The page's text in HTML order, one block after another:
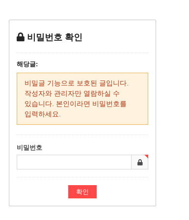
비밀번호 확인
해당글:
비밀글 기능으로 보호된 글입니다.
작성자와 관리자만 열람하실 수
있습니다. 본인이라면 비밀번호를
입력하세요.
비밀번호